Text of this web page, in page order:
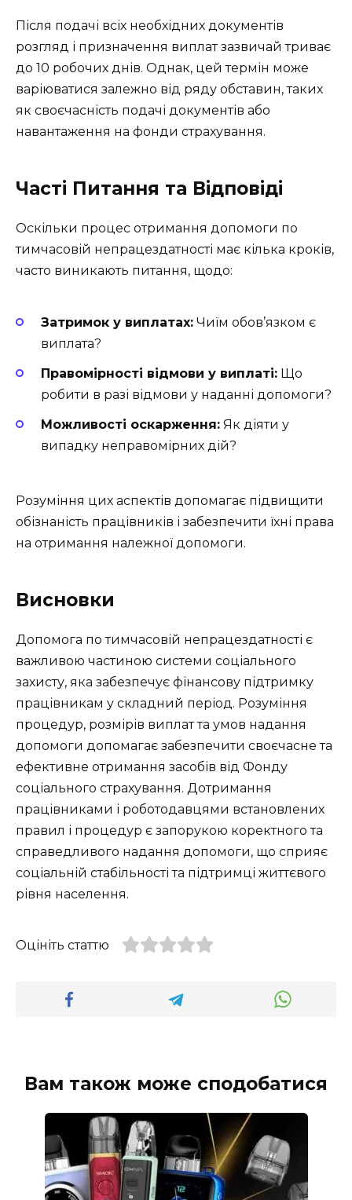
Після подачі всіх необхідних документів
розгляд і призначення виплат зазвичай триває
до 10 робочих днів. Однак, цей термін може
варіюватися залежно від ряду обставин, таких
як своєчасність подачі документів або
навантаження на фонди страхування.
Часті Питання та Відповіді
Оскільки процес отримання допомоги по
тимчасовій непрацездатності має кілька кроків,
часто виникають питання, щодо:
Затримок у виплатах: Чиїм обов’язком є
виплата?
Правомірності відмови у виплаті: Що
робити в разі відмови у наданні допомоги?
Можливості оскарження: Як діяти у
випадку неправомірних дій?
Розуміння цих аспектів допомагає підвищити
обізнаність працівників і забезпечити їхні права
на отримання належної допомоги.
Висновки
Допомога по тимчасовій непрацездатності є
важливою частиною системи соціального
захисту, яка забезпечує фінансову підтримку
працівникам у складний період. Розуміння
процедур, розмірів виплат та умов надання
допомоги допомагає забезпечити своєчасне та
ефективне отримання засобів від Фонду
соціального страхування. Дотримання
працівниками і роботодавцями встановлених
правил і процедур є запорукою коректного та
справедливого надання допомоги, що сприяє
соціальній стабільності та підтримці життєвого
рівня населення.
Оцініть статтю
Вам також може сподобатися